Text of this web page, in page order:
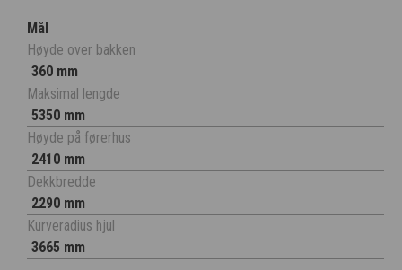
Mål
Høyde over bakken
360 mm
Maksimal lengde
5350 mm
Høyde på førerhus
2410 mm
Dekkbredde
2290 mm
Kurveradius hjul
3665 mm